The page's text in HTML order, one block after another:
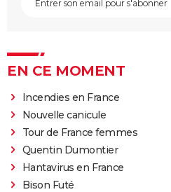
EN CE MOMENT
Incendies en France
Nouvelle canicule
Tour de France femmes
Quentin Dumontier
Hantavirus en France
Bison Futé